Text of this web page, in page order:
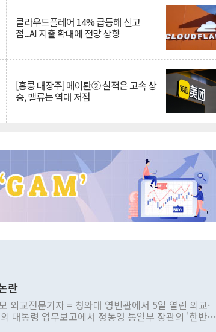
클라우드플레어 14% 급등해 신고
점...AI 지출 확대에 전망 상향
[홍콩 대장주] 메이퇀② 실적은 고속 상
승, 밸류는 역대 저점
란
외교전문기자 = 청와대 영빈관에서 5일 열린 외교·
대통령 업무보고에서 정동영 통일부 장관의 '한반도